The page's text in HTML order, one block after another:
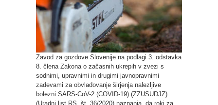
Zavod za gozdove Slovenije na podlagi 3. odstavka
8. člena Zakona o začasnih ukrepih v zvezi s
sodnimi, upravnimi in drugimi javnopravnimi
zadevami za obvladovanje širjenja nalezljive
bolezni SARS-CoV-2 (COVID-19) (ZZUSUDJZ)
(Uradni list RS, št. 36/2020) naznanja, da roki za ...